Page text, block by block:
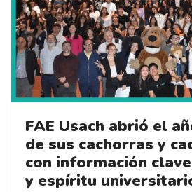
FAE Usach abrió el
de sus cachorras y
con información
y espíritu